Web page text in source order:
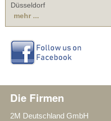
Düsseldorf
mehr ...
Die Firmen
2M Deutschland GmbH